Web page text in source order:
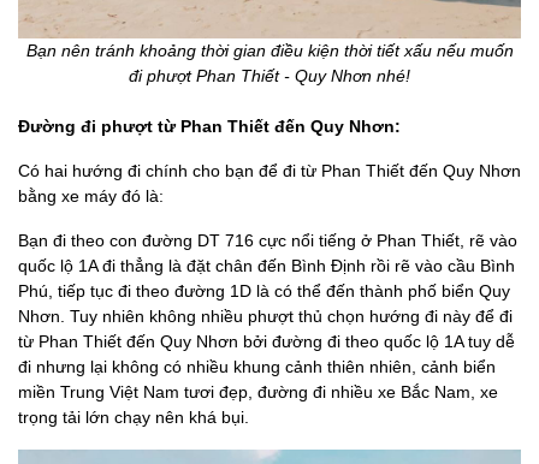
Bạn nên tránh khoảng thời gian điều kiện thời tiết xấu nếu muốn
đi phượt Phan Thiết - Quy Nhơn nhé!
Đường đi phượt từ Phan Thiết đến Quy Nhơn:
Có hai hướng đi chính cho bạn để đi từ Phan Thiết đến Quy Nhơn
bằng xe máy đó là:
Bạn đi theo con đường DT 716 cực nổi tiếng ở Phan Thiết, rẽ vào
quốc lộ 1A đi thẳng là đặt chân đến Bình Định rồi rẽ vào cầu Bình
Phú, tiếp tục đi theo đường 1D là có thể đến thành phố biển Quy
Nhơn. Tuy nhiên không nhiều phượt thủ chọn hướng đi này để đi
từ Phan Thiết đến Quy Nhơn bởi đường đi theo quốc lộ 1A tuy dễ
đi nhưng lại không có nhiều khung cảnh thiên nhiên, cảnh biển
miền Trung Việt Nam tươi đẹp, đường đi nhiều xe Bắc Nam, xe
trọng tải lớn chạy nên khá bụi.